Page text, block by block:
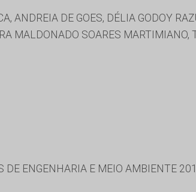
ANDREIA DE GOES, DÉLIA GODOY
MALDONADO SOARES MARTIMIANO,
DE ENGENHARIA E MEIO AMBIENTE